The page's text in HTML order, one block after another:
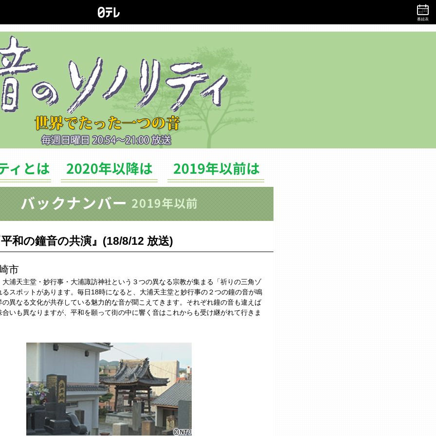
番組表
ソノリティとは バックナンバー（2020年以降は）
和の鐘音の共演』(18/8/12 放送)
市
浦天主堂・妙行事・大浦諏訪神社という３つの異なる宗教が集まる「祈りの三角ゾ
スポットがあります。毎日18時になると、大浦天主堂と妙行事の２つの鐘の音が鳴
異なる文化が共存している魅力的な音が聞こえてきます。それぞれ鐘の音も違えば
いも異なりますが、平和を願って街の中に響く音はこれからも受け継がれて行きま